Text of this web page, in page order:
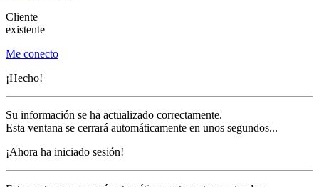
Cliente
existente
Me conecto
¡Hecho!
Su información se ha actualizado correctamente.
Esta ventana se cerrará automáticamente en unos segundos...
¡Ahora ha iniciado sesión!